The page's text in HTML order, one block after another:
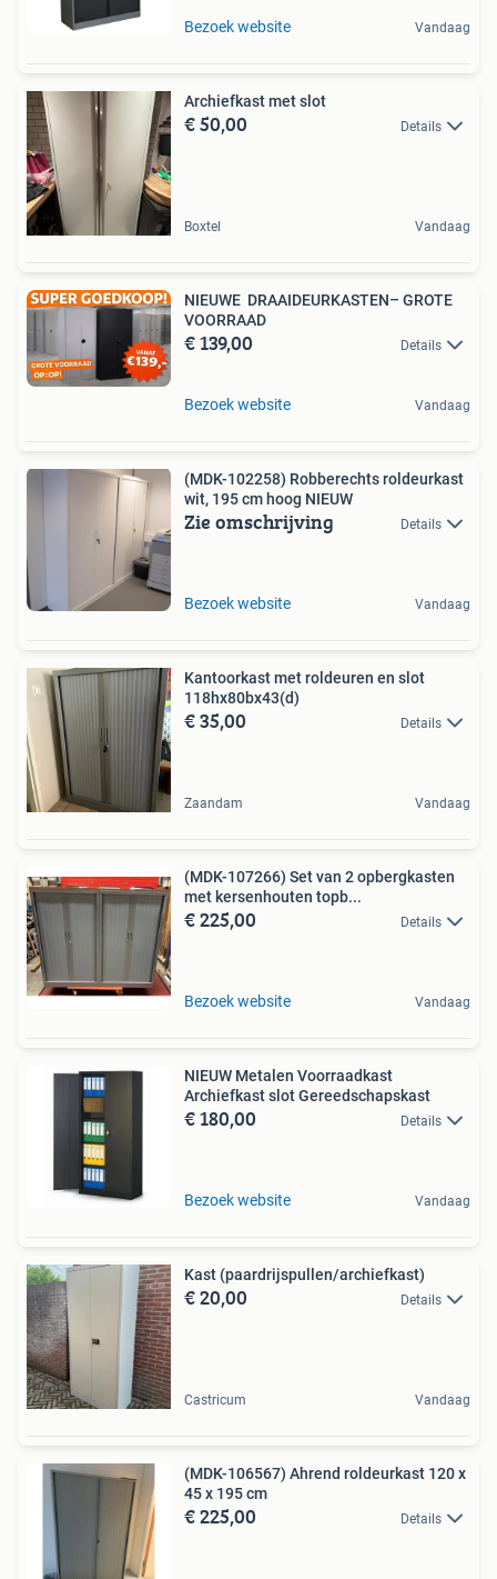
Bezoek website Vandaag
Archiefkast met slot
€ 50,00 Details
Boxtel Vandaag
NIEUWE DRAAIDEURKASTEN– GROTE
VOORRAAD
€ 139,00 Details
Bezoek website Vandaag
(MDK-102258) Robberechts roldeurkast
wit, 195 cm hoog NIEUW
Zie omschrijving Details
Bezoek website Vandaag
Kantoorkast met roldeuren en slot
118hx80bx43(d)
€ 35,00 Details
Zaandam Vandaag
(MDK-107266) Set van 2 opbergkasten
met kersenhouten topb...
€ 225,00 Details
Bezoek website Vandaag
NIEUW Metalen Voorraadkast
Archiefkast slot Gereedschapskast
€ 180,00 Details
Bezoek website Vandaag
Kast (paardrijspullen/archiefkast)
€ 20,00 Details
Castricum Vandaag
(MDK-106567) Ahrend roldeurkast 120 x
45 x 195 cm
€ 225,00 Details